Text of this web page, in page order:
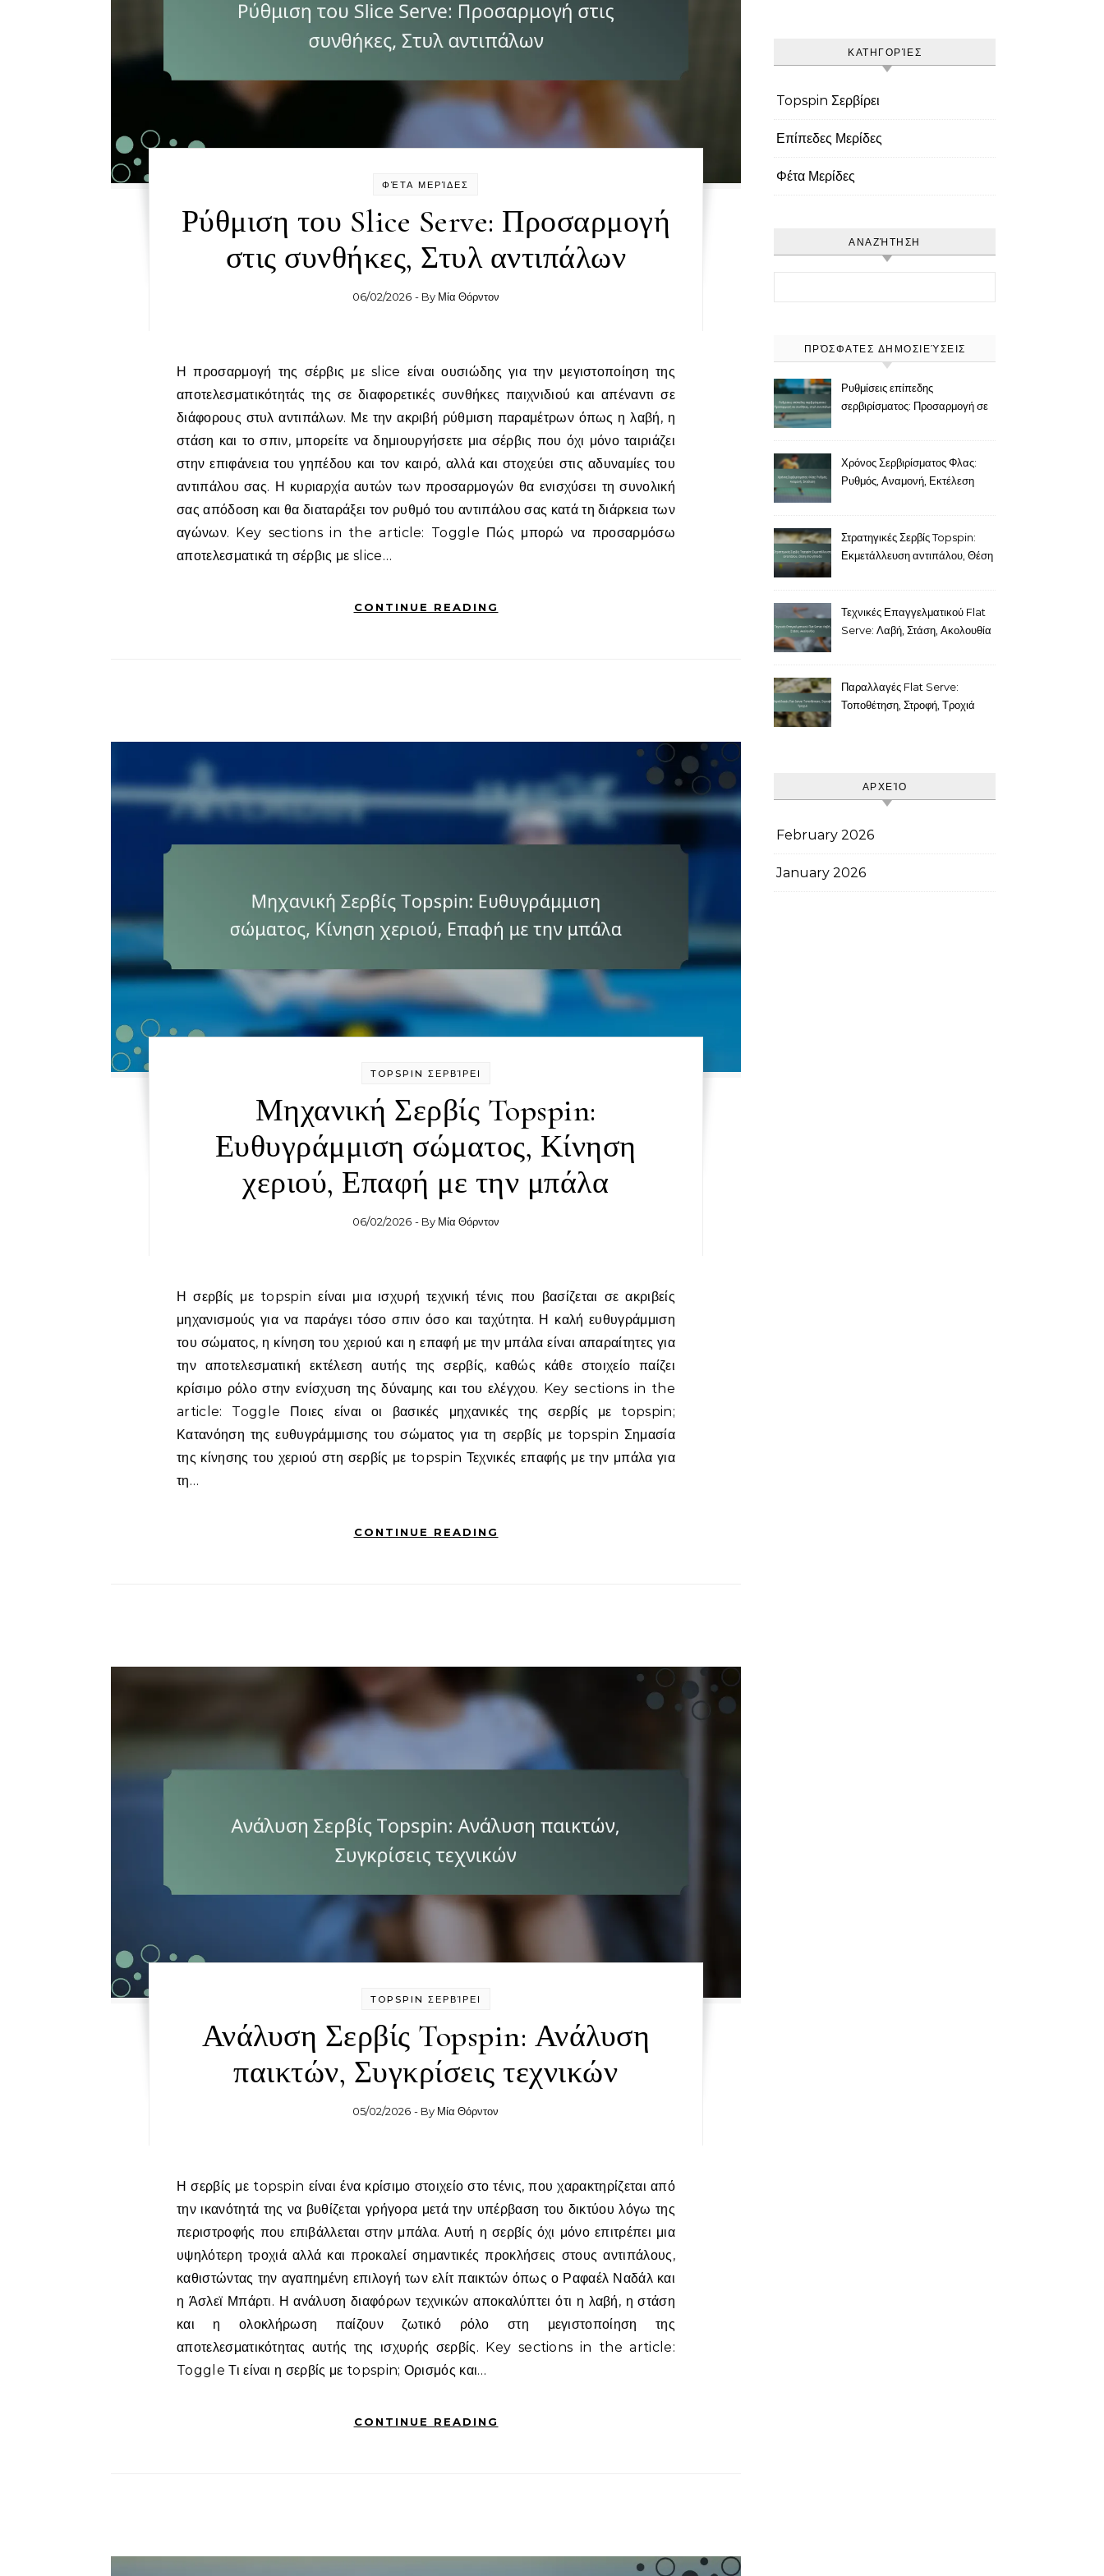
ΦΈΤΑ ΜΕΡΊΔΕΣ
Ρύθμιση του Slice Serve: Προσαρμογή
στις συνθήκες, Στυλ αντιπάλων
06/02/2026 - By Μία Θόρντον
Η προσαρμογή της σέρβις με slice είναι ουσιώδης για την μεγιστοποίηση της
αποτελεσματικότητάς της σε διαφορετικές συνθήκες παιχνιδιού και απέναντι σε
διάφορους στυλ αντιπάλων. Με την ακριβή ρύθμιση παραμέτρων όπως η λαβή, η
στάση και το σπιν, μπορείτε να δημιουργήσετε μια σέρβις που όχι μόνο ταιριάζει
στην επιφάνεια του γηπέδου και τον καιρό, αλλά και στοχεύει στις αδυναμίες του
αντιπάλου σας. Η κυριαρχία αυτών των προσαρμογών θα ενισχύσει τη συνολική
σας απόδοση και θα διαταράξει τον ρυθμό του αντιπάλου σας κατά τη διάρκεια των
αγώνων. Key sections in the article: Toggle Πώς μπορώ να προσαρμόσω
αποτελεσματικά τη σέρβις με slice…
CONTINUE READING
TOPSPIN ΣΕΡΒΊΡΕΙ
Μηχανική Σερβίς Topspin:
Ευθυγράμμιση σώματος, Κίνηση
χεριού, Επαφή με την μπάλα
06/02/2026 - By Μία Θόρντον
Η σερβίς με topspin είναι μια ισχυρή τεχνική τένις που βασίζεται σε ακριβείς
μηχανισμούς για να παράγει τόσο σπιν όσο και ταχύτητα. Η καλή ευθυγράμμιση
του σώματος, η κίνηση του χεριού και η επαφή με την μπάλα είναι απαραίτητες για
την αποτελεσματική εκτέλεση αυτής της σερβίς, καθώς κάθε στοιχείο παίζει
κρίσιμο ρόλο στην ενίσχυση της δύναμης και του ελέγχου. Key sections in the
article: Toggle Ποιες είναι οι βασικές μηχανικές της σερβίς με topspin;
Κατανόηση της ευθυγράμμισης του σώματος για τη σερβίς με topspin Σημασία
της κίνησης του χεριού στη σερβίς με topspin Τεχνικές επαφής με την μπάλα για
τη…
CONTINUE READING
TOPSPIN ΣΕΡΒΊΡΕΙ
Ανάλυση Σερβίς Topspin: Ανάλυση
παικτών, Συγκρίσεις τεχνικών
05/02/2026 - By Μία Θόρντον
Η σερβίς με topspin είναι ένα κρίσιμο στοιχείο στο τένις, που χαρακτηρίζεται από
την ικανότητά της να βυθίζεται γρήγορα μετά την υπέρβαση του δικτύου λόγω της
περιστροφής που επιβάλλεται στην μπάλα. Αυτή η σερβίς όχι μόνο επιτρέπει μια
υψηλότερη τροχιά αλλά και προκαλεί σημαντικές προκλήσεις στους αντιπάλους,
καθιστώντας την αγαπημένη επιλογή των ελίτ παικτών όπως ο Ραφαέλ Ναδάλ και
η Άσλεϊ Μπάρτι. Η ανάλυση διαφόρων τεχνικών αποκαλύπτει ότι η λαβή, η στάση
και η ολοκλήρωση παίζουν ζωτικό ρόλο στη μεγιστοποίηση της
αποτελεσματικότητας αυτής της ισχυρής σερβίς. Key sections in the article:
Toggle Τι είναι η σερβίς με topspin; Ορισμός και…
CONTINUE READING
ΚΑΤΗΓΟΡΊΕΣ
Topspin Σερβίρει
Επίπεδες Μερίδες
Φέτα Μερίδες
ΑΝΑΖΉΤΗΣΗ
ΠΡΌΣΦΑΤΕΣ ΔΗΜΟΣΙΕΎΣΕΙΣ
Ρυθμίσεις επίπεδης
σερβιρίσματος: Προσαρμογή σε
Χρόνος Σερβιρίσματος Φλας:
Ρυθμός, Αναμονή, Εκτέλεση
Στρατηγικές Σερβίς Topspin:
Εκμετάλλευση αντιπάλου, Θέση
Τεχνικές Επαγγελματικού Flat
Serve: Λαβή, Στάση, Ακολουθία
Παραλλαγές Flat Serve:
Τοποθέτηση, Στροφή, Τροχιά
ΑΡΧΕΊΟ
February 2026
January 2026